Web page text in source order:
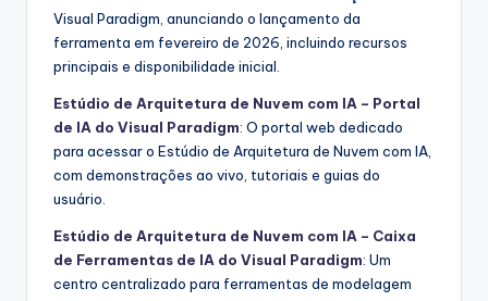
Visual Paradigm, anunciando o lançamento da
ferramenta em fevereiro de 2026, incluindo recursos
principais e disponibilidade inicial.
Estúdio de Arquitetura de Nuvem com IA – Portal
de IA do Visual Paradigm: O portal web dedicado
para acessar o Estúdio de Arquitetura de Nuvem com IA,
com demonstrações ao vivo, tutoriais e guias do
usuário.
Estúdio de Arquitetura de Nuvem com IA – Caixa
de Ferramentas de IA do Visual Paradigm: Um
centro centralizado para ferramentas de modelagem